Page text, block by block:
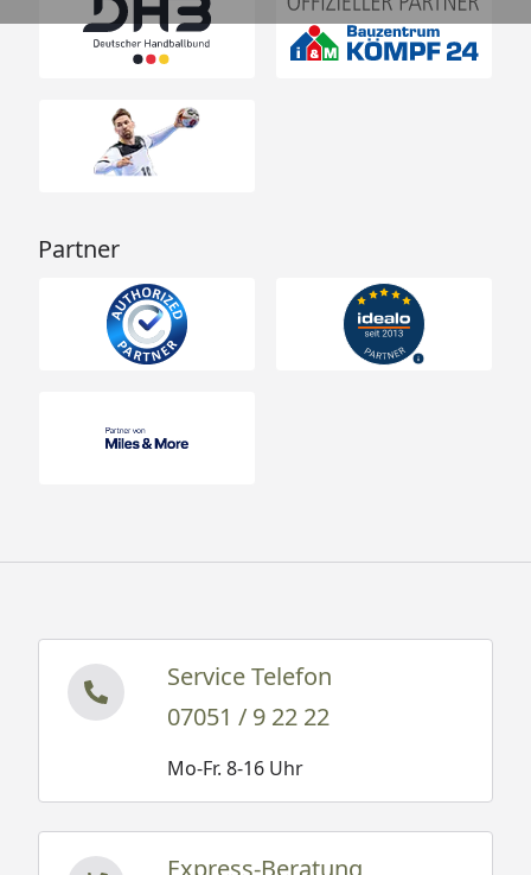
Partner
Service Telefon
07051 / 9 22 22
Mo-Fr. 8-16 Uhr
Express-Beratung